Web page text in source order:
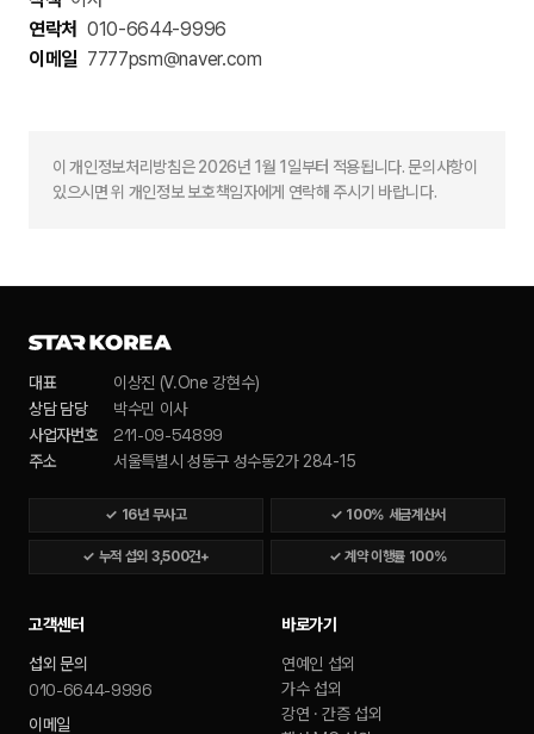
연락처 010-6644-9996
이메일 7777psm@naver.com
이 개인정보처리방침은 2026년 1월 1일부터 적용됩니다. 문의사항이
있으시면 위 개인정보 보호책임자에게 연락해 주시기 바랍니다.
대표
이상진 (V.One 강현수)
상담 담당
박수민 이사
사업자번호
211-09-54899
주소 서울특별시 성동구 성수동2가 284-15
✓ 16년 무사고 ✓ 100% 세금계산서
✓ 누적 섭외 3,500건+ ✓ 계약 이행률 100%
고객센터
섭외 문의
010-6644-9996
이메일
바로가기
연예인 섭외
가수 섭외
강연 · 간증 섭외